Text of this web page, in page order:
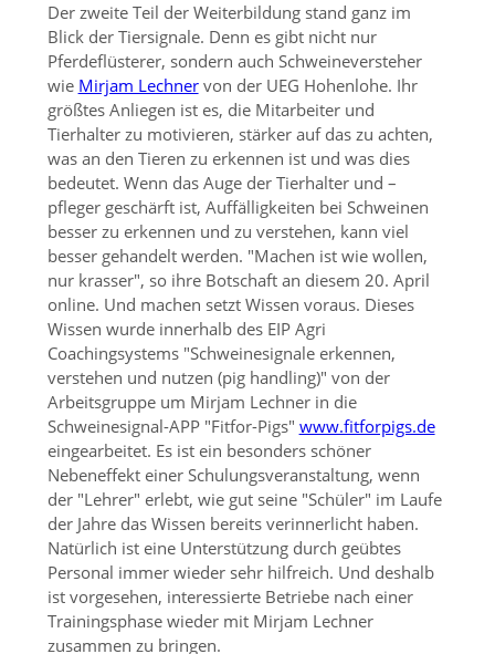
Der zweite Teil der Weiterbildung stand ganz im
Blick der Tiersignale. Denn es gibt nicht nur
Pferdeflüsterer, sondern auch Schweineversteher
wie Mirjam Lechnervon der UEG Hohenlohe. Ihr
größtes Anliegen ist es, die Mitarbeiter und
Tierhalter zu motivieren, stärker auf das zu achten,
was an den Tieren zu erkennen ist und was dies
bedeutet. Wenn das Auge der Tierhalter und –
pfleger geschärft ist, Auffälligkeiten bei Schweinen
besser zu erkennen und zu verstehen, kann viel
besser gehandelt werden. Machen ist wie wollen,
nur krasser , so ihre Botschaft an diesem 20. April
online. Und machen setzt Wissen voraus. Dieses
Wissen wurde innerhalb des EIP Agri
Coachingsystems Schweinesignale erkennen,
verstehen und nutzen (pig handling) von der
Arbeitsgruppe um Mirjam Lechner in die
Schweinesignal-APP Fitfor-Pigs www.fitforpigs.de
eingearbeitet. Es ist ein besonders schöner
Nebeneffekt einer Schulungsveranstaltung, wenn
der Lehrer erlebt, wie gut seine Schüler im Laufe
der Jahre das Wissen bereits verinnerlicht haben.
Natürlich ist eine Unterstützung durch geübtes
Personal immer wieder sehr hilfreich. Und deshalb
ist vorgesehen, interessierte Betriebe nach einer
Trainingsphase wieder mit Mirjam Lechner
zusammen zu bringen.